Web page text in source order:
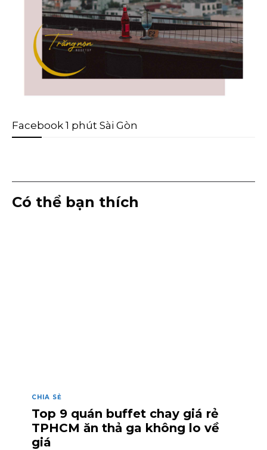
Facebook 1 phút Sài Gòn
Có thể bạn thích
CHIA SẺ
Top 9 quán buffet chay giá rẻ
TPHCM ăn thả ga không lo về
giá